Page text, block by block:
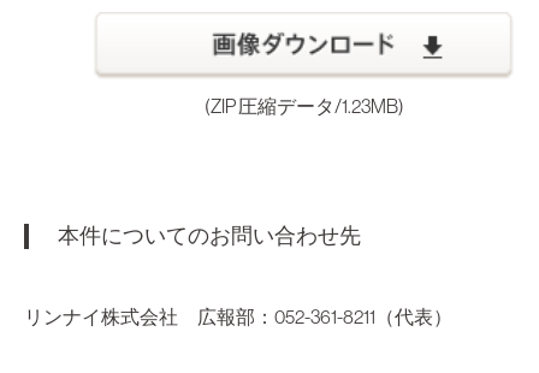
(ZIP 圧縮データ/1.23MB)
本件についてのお問い合わせ先
リンナイ株式会社 広報部：052-361-8211（代表）